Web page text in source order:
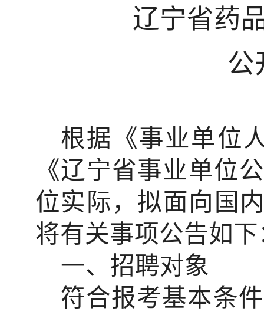
辽宁省药
公
根据《事业单位
《辽宁省事业单位
位实际，拟面向国
将有关事项公告如下
一、招聘对象
符合报考基本条